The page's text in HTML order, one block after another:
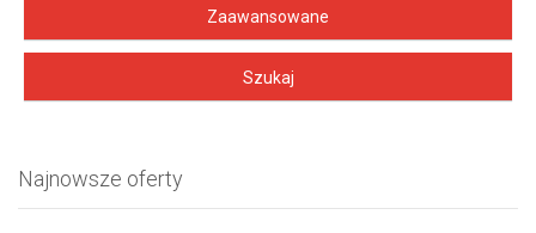
Najnowsze oferty